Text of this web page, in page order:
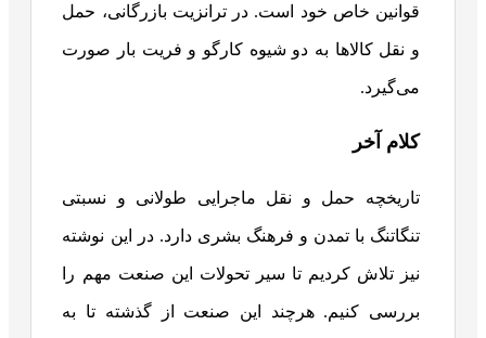
قوانین خاص خود است. در ترانزیت بازرگانی، حمل
و نقل کالاها به دو شیوه کارگو و فریت بار صورت
می‌گیرد.
کلام آخر
تاریخچه حمل و نقل ماجرایی طولانی و نسبتی
تنگاتنگ با تمدن و فرهنگ بشری دارد. در این نوشته
نیز تلاش کردیم تا سیر تحولات این صنعت مهم را
بررسی کنیم. هرچند این صنعت از گذشته تا به